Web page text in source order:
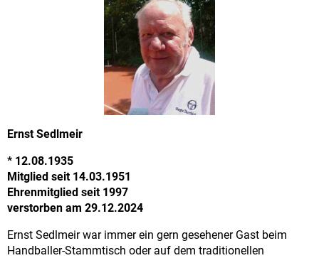
Ernst Sedlmeir
* 12.08.1935
Mitglied seit 14.03.1951
Ehrenmitglied seit 1997
verstorben am 29.12.2024
Ernst Sedlmeir war immer ein gern gesehener Gast beim
Handballer-Stammtisch oder auf dem traditionellen